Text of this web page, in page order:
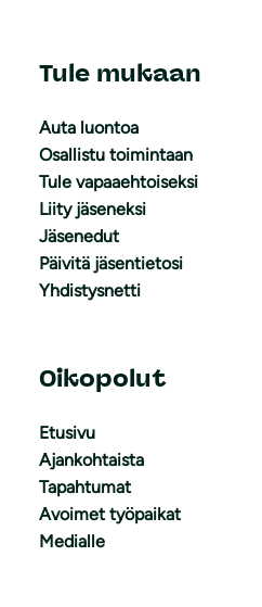
Tule mukaan
Auta luontoa
Osallistu toimintaan
Tule vapaaehtoiseksi
Liity jäseneksi
Jäsenedut
Päivitä jäsentietosi
Yhdistysnetti
Oikopolut
Etusivu
Ajankohtaista
Tapahtumat
Avoimet työpaikat
Medialle